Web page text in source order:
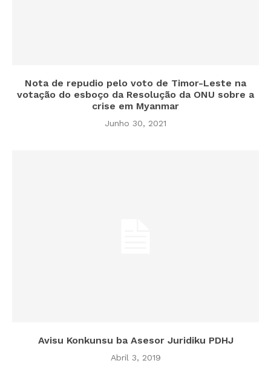
Nota de repudio pelo voto de Timor-Leste na
votação do esboço da Resolução da ONU sobre a
crise em Myanmar
Junho 30, 2021
Avisu Konkunsu ba Asesor Juridiku PDHJ
Abril 3, 2019